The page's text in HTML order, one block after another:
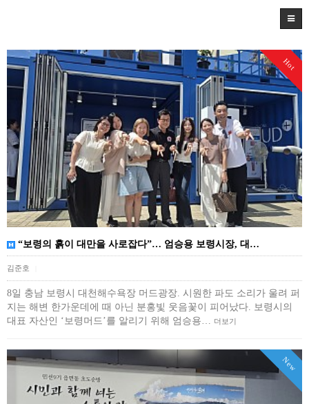
Hot
“보령의 흙이 대만을 사로잡다”… 엄승용 보령시장, 대…
김준호
8일 충남 보령시 대천해수욕장 머드광장. 시원한 파도 소리가 울려 퍼
지는 해변 한가운데에 때 아닌 분홍빛 웃음꽃이 피어났다. 보령시의
대표 자산인 ‘보령머드’를 알리기 위해 엄승용…
더보기
New